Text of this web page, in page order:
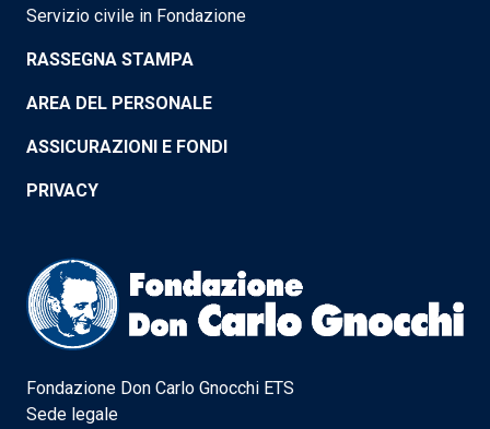
Servizio civile in Fondazione
RASSEGNA STAMPA
AREA DEL PERSONALE
ASSICURAZIONI E FONDI
PRIVACY
Fondazione Don Carlo Gnocchi ETS
Sede legale